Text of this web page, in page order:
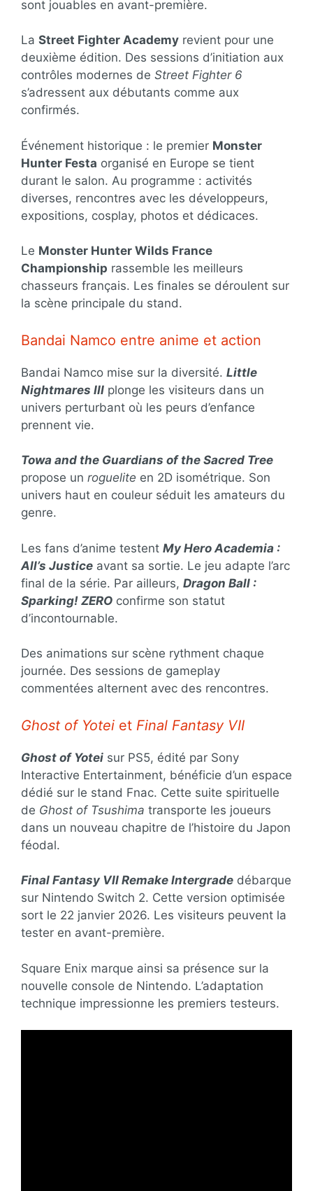
sont jouables en avant-première.
La Street Fighter Academy revient pour une
deuxième édition. Des sessions d’initiation aux
contrôles modernes de Street Fighter 6
s’adressent aux débutants comme aux
confirmés.
Événement historique : le premier Monster
Hunter Festa organisé en Europe se tient
durant le salon. Au programme : activités
diverses, rencontres avec les développeurs,
expositions, cosplay, photos et dédicaces.
Le Monster Hunter Wilds France
Championship rassemble les meilleurs
chasseurs français. Les finales se déroulent sur
la scène principale du stand.
Bandai Namco entre anime et action
Bandai Namco mise sur la diversité. Little
Nightmares III plonge les visiteurs dans un
univers perturbant où les peurs d’enfance
prennent vie.
Towa and the Guardians of the Sacred Tree
propose un roguelite en 2D isométrique. Son
univers haut en couleur séduit les amateurs du
genre.
Les fans d’anime testent My Hero Academia :
All’s Justice avant sa sortie. Le jeu adapte l’arc
final de la série. Par ailleurs, Dragon Ball :
Sparking! ZERO confirme son statut
d’incontournable.
Des animations sur scène rythment chaque
journée. Des sessions de gameplay
commentées alternent avec des rencontres.
Ghost of Yotei et Final Fantasy VII
Ghost of Yotei sur PS5, édité par Sony
Interactive Entertainment, bénéficie d’un espace
dédié sur le stand Fnac. Cette suite spirituelle
de Ghost of Tsushima transporte les joueurs
dans un nouveau chapitre de l’histoire du Japon
féodal.
Final Fantasy VII Remake Intergrade débarque
sur Nintendo Switch 2. Cette version optimisée
sort le 22 janvier 2026. Les visiteurs peuvent la
tester en avant-première.
Square Enix marque ainsi sa présence sur la
nouvelle console de Nintendo. L’adaptation
technique impressionne les premiers testeurs.